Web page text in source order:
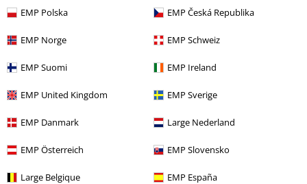
EMP Polska EMP Česká Republika
EMP Norge EMP Schweiz
EMP Suomi EMP Ireland
EMP United Kingdom EMP Sverige
EMP Danmark Large Nederland
EMP Österreich EMP Slovensko
Large Belgique EMP España
Čierne džínsy so zahnutými
Premium by EMP
+1
Broken Logo
Rammstein